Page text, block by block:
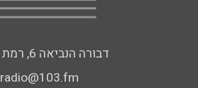
דבורה הנביאה 6, רמת השרון
radio@103.fm